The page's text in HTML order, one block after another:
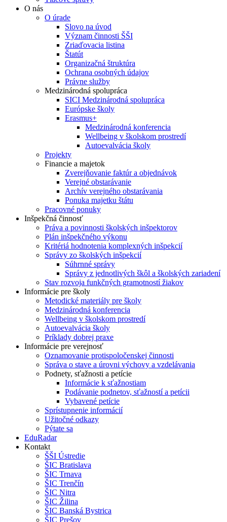
O nás
O úrade
Slovo na úvod
Význam činnosti ŠŠI
Zriaďovacia listina
Štatút
Organizačná štruktúra
Ochrana osobných údajov
Právne služby
Medzinárodná spolupráca
SICI Medzinárodná spolupráca
Európske školy
Erasmus+
Medzinárodná konferencia
Wellbeing v školskom prostredí
Autoevalvácia školy
Projekty
Financie a majetok
Zverejňovanie faktúr a objednávok
Verejné obstarávanie
Archív verejného obstarávania
Ponuka majetku štátu
Pracovné ponuky
Inšpekčná činnosť
Práva a povinnosti školských inšpektorov
Plán inšpekčného výkonu
Kritériá hodnotenia komplexných inšpekcií
Správy zo školských inšpekcií
Súhrnné správy
Správy z jednotlivých škôl a školských zariadení
Stav rozvoja funkčných gramotností žiakov
Informácie pre školy
Metodické materiály pre školy
Medzinárodná konferencia
Wellbeing v školskom prostredí
Autoevalvácia školy
Príklady dobrej praxe
Informácie pre verejnosť
Oznamovanie protispoločenskej činnosti
Správa o stave a úrovni výchovy a vzdelávania
Podnety, sťažnosti a petície
Informácie k sťažnostiam
Podávanie podnetov, sťažností a petícii
Vybavené petície
Sprístupnenie informácií
Užitočné odkazy
Pýtate sa
EduRadar
Kontakt
ŠŠI Ústredie
ŠIC Bratislava
ŠIC Trnava
ŠIC Trenčín
ŠIC Nitra
ŠIC Žilina
ŠIC Banská Bystrica
ŠIC Prešov